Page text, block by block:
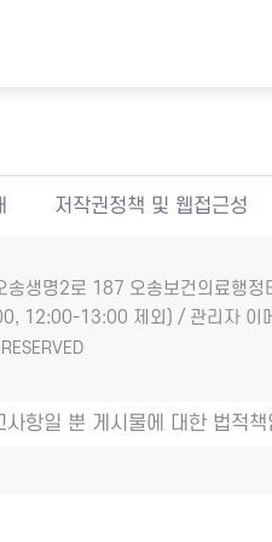
저작권정책 및 웹접근성
생명2로 187 오송보건의료행정
12:00-13:00 제외) / 관리자 이
항일 뿐 게시물에 대한 법적